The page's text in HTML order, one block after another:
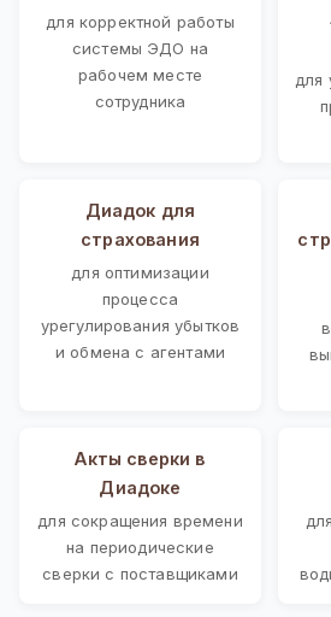
для корректной работы
системы ЭДО на
рабочем месте
сотрудника
для
Диадок для
страхования
для оптимизации
процесса
урегулирования убытков
и обмена с агентами
Акты сверки в
Диадоке
для сокращения времени
на периодические
сверки с поставщиками